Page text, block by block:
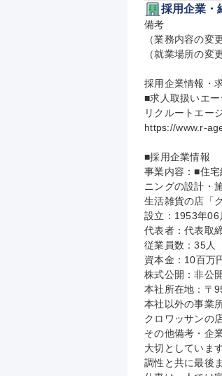
採用企業・
備考
（業務内容の変
（就業場所の変
採用企業情報・
■求人取扱いエー
リクルートエー
https://www.r-
■採用企業情報
事業内容：■住
ニングの設計・
生活雑貨の店「
設立：1953年06
代表者：代表取
従業員数：35人
資本金：10百万
株式公開：非公開
本社所在地：〒
本社以外の事業
クロワッサンの
その他備考・企
大切としていま
調性と共に最後